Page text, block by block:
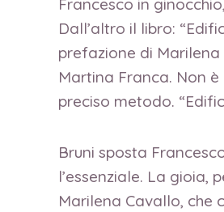
Francesco in
Dall’altro il libro:
prefazione di Marilena
Martina Franca. Non
preciso metodo.
Bruni sposta
l’essenziale. La gioia,
Marilena Cavallo, che